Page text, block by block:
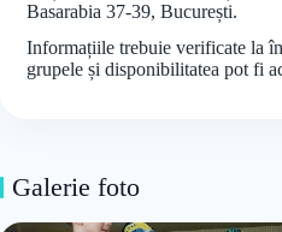
Basarabia 37-39, București.
Informațiile trebuie verificate la
grupele și disponibilitatea pot fi
Galerie foto